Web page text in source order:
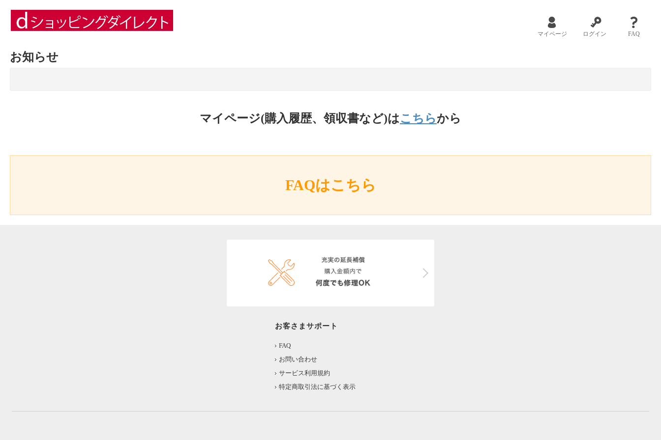
マイページ ログイン FAQ
お知らせ
マイページ(購入履歴、領収書など)はこちらから
FAQはこちら
お客さまサポート
FAQ
お問い合わせ
サービス利用規約
特定商取引法に基づく表示